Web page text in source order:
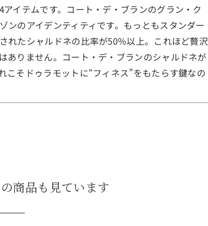
イテムです。コート・デ・ブランのグラン・ク
ンのアイデンティティです。もっともスタンダー
れたシャルドネの比率が50％以上。これほど贅沢
ありません。コート・デ・ブランのシャルドネが
こそドゥラモットに“フィネス”をもたらす鍵なの
商品も見ています